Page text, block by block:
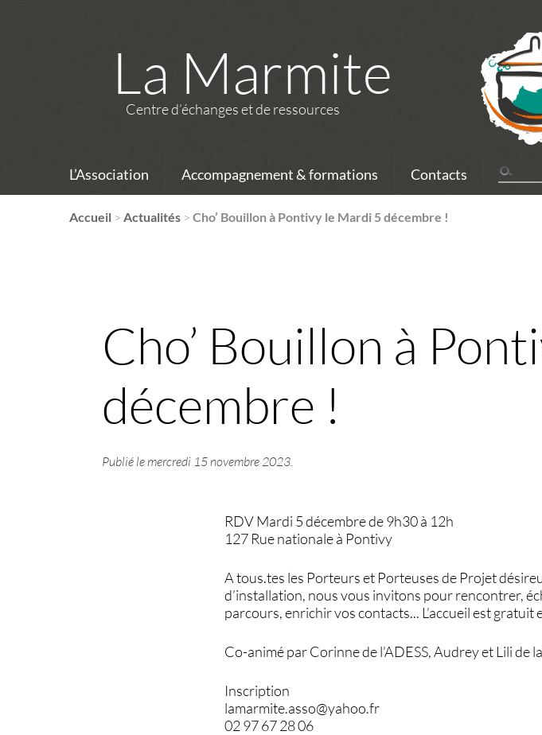
La Marmite
Centre d’échanges et de ressources
L’Association Accompagnement & formations Contacts
Accueil >Actualités >Cho’ Bouillon à Pontivy le Mardi 5 décembre !
Cho’ Bouillon à
décembre !
Publié le mercredi 15 novembre 2023.
RDV Mardi 5 décembre de 9h30 à 12h
127 Rue nationale à Pontivy
A tous.tes les Porteurs et Porteuses de Projet
d’installation, nous vous invitons pour rencontrer,
parcours, enrichir vos contacts... L’accueil est gratuit
Co-animé par Corinne de l’ADESS, Audrey et Lili de
Inscription
lamarmite.asso@yahoo.fr
02 97 67 28 06